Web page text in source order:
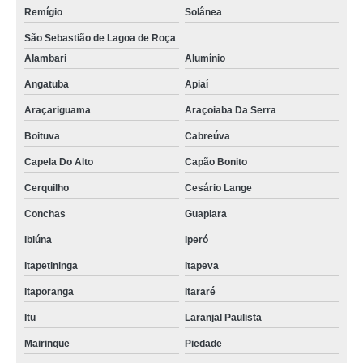
Remígio Solânea
São Sebastião de Lagoa de Roça
Alambari
Alumínio
Angatuba Apiaí
Araçariguama Araçoiaba Da Serra
Boituva Cabreúva
Capela Do Alto Capão Bonito
Cerquilho Cesário Lange
Conchas Guapiara
Ibiúna Iperó
Itapetininga Itapeva
Itaporanga Itararé
Itu Laranjal Paulista
Mairinque Piedade